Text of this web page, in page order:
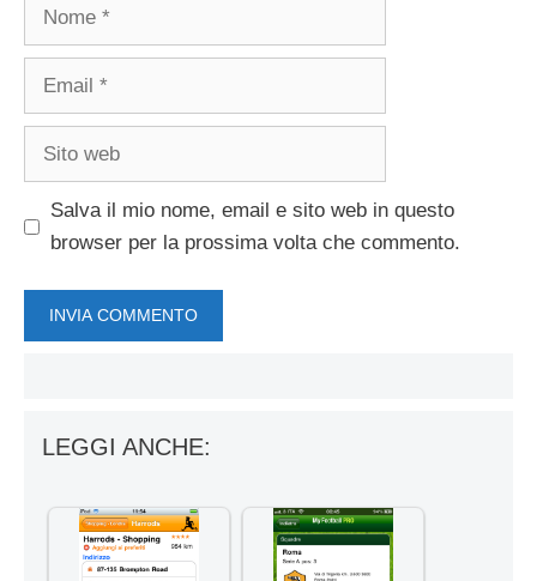
Nome
Email
Sito
Salva il mio nome, email e sito web in questo
browser per la prossima volta che commento.
LEGGI ANCHE: